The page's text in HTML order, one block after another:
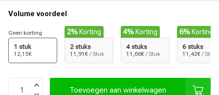
Volume voordeel
Geen korting
1 stuk
12,15€
2% Korting
2 stuks
11,91€ / Stuk
4% Korting
4 stuks
11,66€ / Stuk
6% Korting
6 stuks
11,42€ / Stuk
Toevoegen aan winkelwagen